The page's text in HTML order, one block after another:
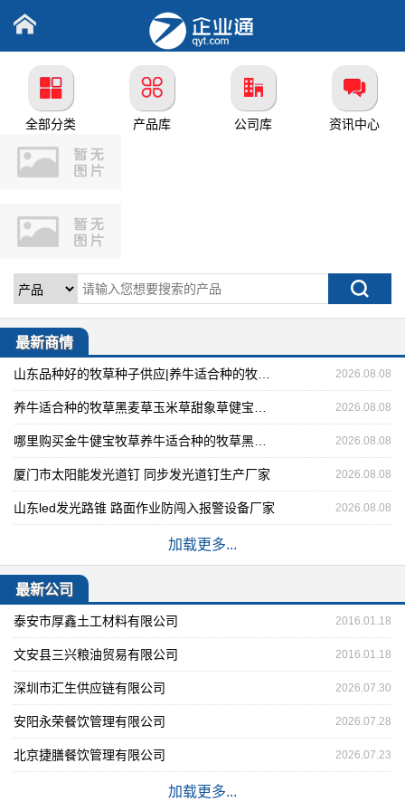
全部分类 产品库 公司库 资讯中心
最新商情
2026.08.08
2026.08.08
2026.08.08
厦门市太阳能发光道钉 同步发光道钉生产厂家 2026.08.08
山东led发光路锥 路面作业防闯入报警设备厂家 2026.08.08
加载更多...
最新公司
泰安市厚鑫土工材料有限公司 2016.01.18
文安县三兴粮油贸易有限公司 2016.01.18
深圳市汇生供应链有限公司 2026.07.30
安阳永荣餐饮管理有限公司 2026.07.28
北京捷膳餐饮管理有限公司 2026.07.23
加载更多...